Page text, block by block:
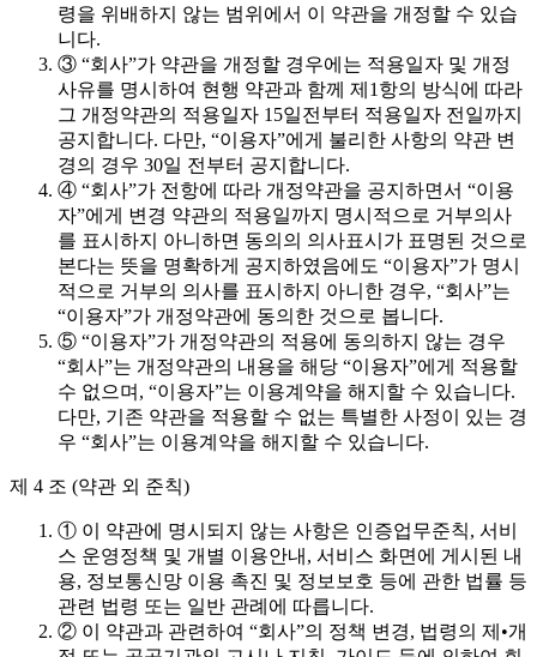
령을 위배하지 않는 범위에서 이 약관을 개정할 수 있습
니다.
③ “회사”가 약관을 개정할 경우에는 적용일자 및 개정
사유를 명시하여 현행 약관과 함께 제1항의 방식에 따라
그 개정약관의 적용일자 15일전부터 적용일자 전일까지
공지합니다. 다만, “이용자”에게 불리한 사항의 약관 변
경의 경우 30일 전부터 공지합니다.
④ “회사”가 전항에 따라 개정약관을 공지하면서 “이용
자”에게 변경 약관의 적용일까지 명시적으로 거부의사
를 표시하지 아니하면 동의의 의사표시가 표명된 것으로
본다는 뜻을 명확하게 공지하였음에도 “이용자”가 명시
적으로 거부의 의사를 표시하지 아니한 경우, “회사”는
“이용자”가 개정약관에 동의한 것으로 봅니다.
⑤ “이용자”가 개정약관의 적용에 동의하지 않는 경우
“회사”는 개정약관의 내용을 해당 “이용자”에게 적용할
수 없으며, “이용자”는 이용계약을 해지할 수 있습니다.
다만, 기존 약관을 적용할 수 없는 특별한 사정이 있는 경
우 “회사”는 이용계약을 해지할 수 있습니다.
제 4 조 (약관 외 준칙)
① 이 약관에 명시되지 않는 사항은 인증업무준칙, 서비
스 운영정책 및 개별 이용안내, 서비스 화면에 게시된 내
용, 정보통신망 이용 촉진 및 정보보호 등에 관한 법률 등
관련 법령 또는 일반 관례에 따릅니다.
② 이 약관과 관련하여 “회사”의 정책 변경, 법령의 제•개